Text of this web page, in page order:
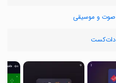
صوت و موسیقی
دات‌کست